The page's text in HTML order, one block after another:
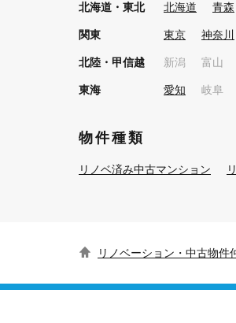
北海道・東北 北海道 青森
関東 東京 神奈川
北陸・甲信越 新潟 富山
東海 愛知 岐阜
物件種類
リノベ済み中古マンション
リノベーション・中古物件